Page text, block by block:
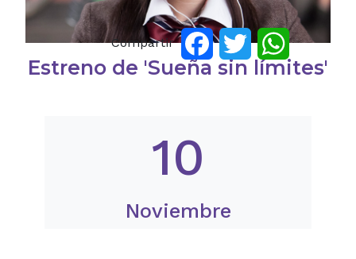
Compartir FacebookTwitterWhatsApp
Estreno de 'Sueña sin límites'
10
Noviembre